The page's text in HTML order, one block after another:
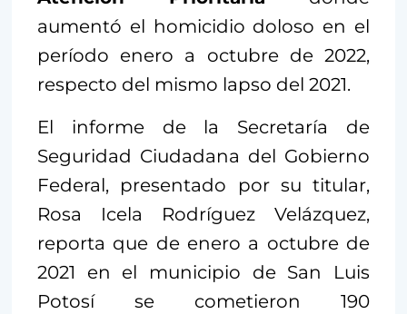
aumentó el homicidio doloso en el
período enero a octubre de 2022,
respecto del mismo lapso del 2021.
El informe de la Secretaría de
Seguridad Ciudadana del Gobierno
Federal, presentado por su titular,
Rosa Icela Rodríguez Velázquez,
reporta que de enero a octubre de
2021 en el municipio de San Luis
Potosí se cometieron 190